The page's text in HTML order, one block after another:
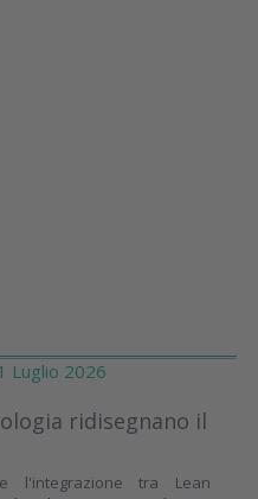
2026
ridisegnano il
l'integrazione tra Lean